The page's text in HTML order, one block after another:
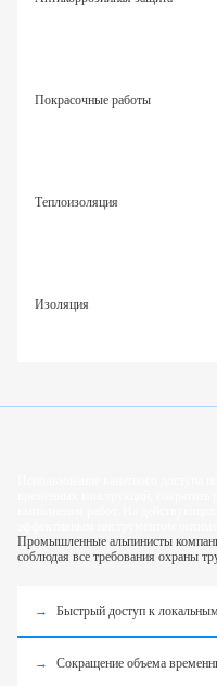
Покрасочные работы
Теплоизоляция
Изоляция
Промышленные альпинисты
соблюдая все требования охраны
Быстрый доступ к
Сокращение объема